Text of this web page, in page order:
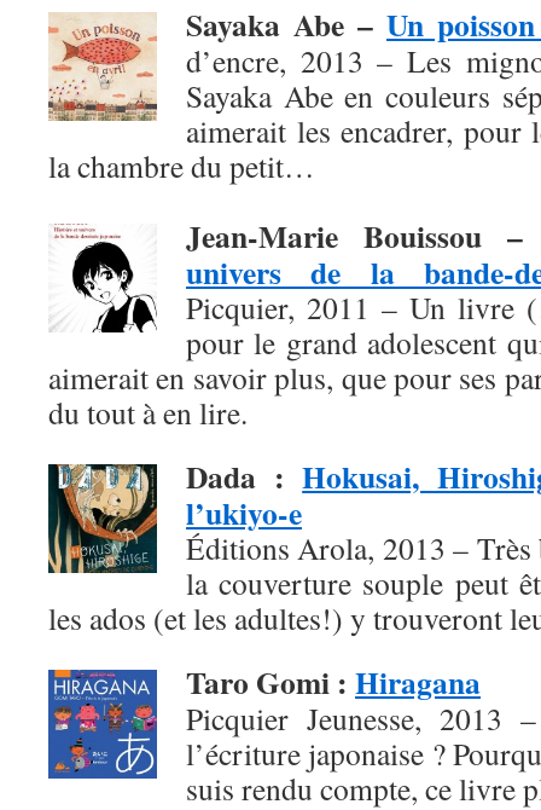
Sayaka Abe – Un
d’encre, 2013 – Les
Sayaka Abe en couleurs
aimerait les encadrer, pour
la chambre du petit…
Jean-Marie Bouissou
univers de la bande-
Picquier, 2011 – Un
pour le grand adolescent
aimerait en savoir plus, que pour ses
du tout à en lire.
Dada :Hokusai,
l’ukiyo-e
Éditions Arola, 2013 – Très
la couverture souple peut
les ados (et les adultes!) y trouveront
Taro Gomi : Hiragana
Picquier Jeunesse, 2013
l’écriture japonaise ?
suis rendu compte, ce livre